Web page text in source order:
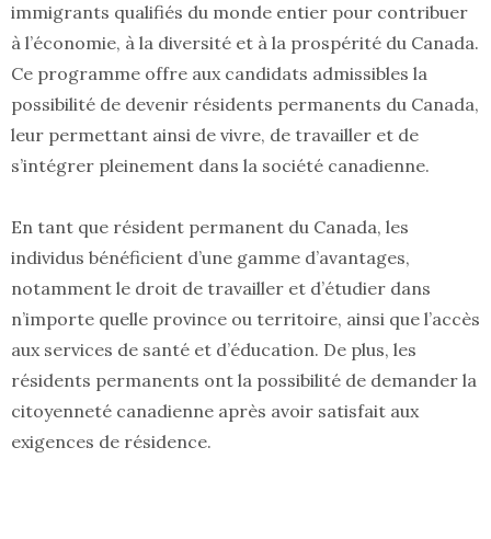
immigrants qualifiés du monde entier pour contribuer
à l’économie, à la diversité et à la prospérité du Canada.
Ce programme offre aux candidats admissibles la
possibilité de devenir résidents permanents du Canada,
leur permettant ainsi de vivre, de travailler et de
s’intégrer pleinement dans la société canadienne.
En tant que résident permanent du Canada, les
individus bénéficient d’une gamme d’avantages,
notamment le droit de travailler et d’étudier dans
n’importe quelle province ou territoire, ainsi que l’accès
aux services de santé et d’éducation. De plus, les
résidents permanents ont la possibilité de demander la
citoyenneté canadienne après avoir satisfait aux
exigences de résidence.